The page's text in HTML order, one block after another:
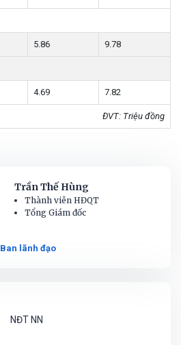
5.86 9.78
4.69 7.82
ĐVT: Triệu đồng
Trần Thế Hùng
Thành viên HĐQT
Tổng Giám đốc
Ban lãnh đạo
NĐT NN